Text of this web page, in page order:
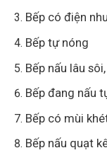
Bếp có điện
Bếp tự nóng
Bếp nấu lâu
Bếp đang nấu
Bếp có mùi
Bếp nấu quạt